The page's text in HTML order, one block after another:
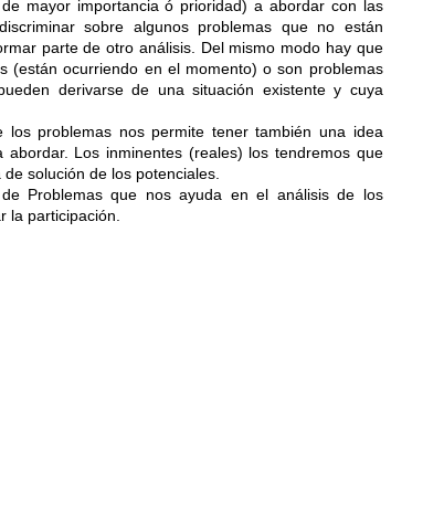
mayor importancia ó prioridad) a abordar con las
sobre algunos problemas que no están
parte de otro análisis. Del mismo modo hay que
(están ocurriendo en el momento) o son problemas
derivarse de una situación existente y cuya
los problemas nos permite tener también una idea
Los inminentes (reales) los tendremos que
solución de los potenciales.
Problemas que nos ayuda en el análisis de los
la participación.